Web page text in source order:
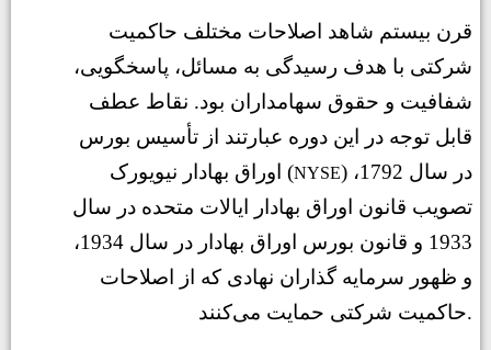
قرن بیستم شاهد اصلاحات مختلف حاکمیت
شرکتی با هدف رسیدگی به مسائل، پاسخگویی،
شفافیت و حقوق سهامداران بود. نقاط عطف
قابل توجه در این دوره عبارتند از تأسیس بورس
اوراق بهادار نیویورک (NYSE) در سال 1792،
تصویب قانون اوراق بهادار ایالات متحده در سال
1933 و قانون بورس اوراق بهادار در سال 1934،
و ظهور سرمایه گذاران نهادی که از اصلاحات
حاکمیت شرکتی حمایت می‌کنند.